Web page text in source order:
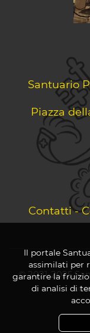
Santuario
Piazza
Contatti-
© 2021-2025
Il portale
assimilati per
garantire la
di analisi di